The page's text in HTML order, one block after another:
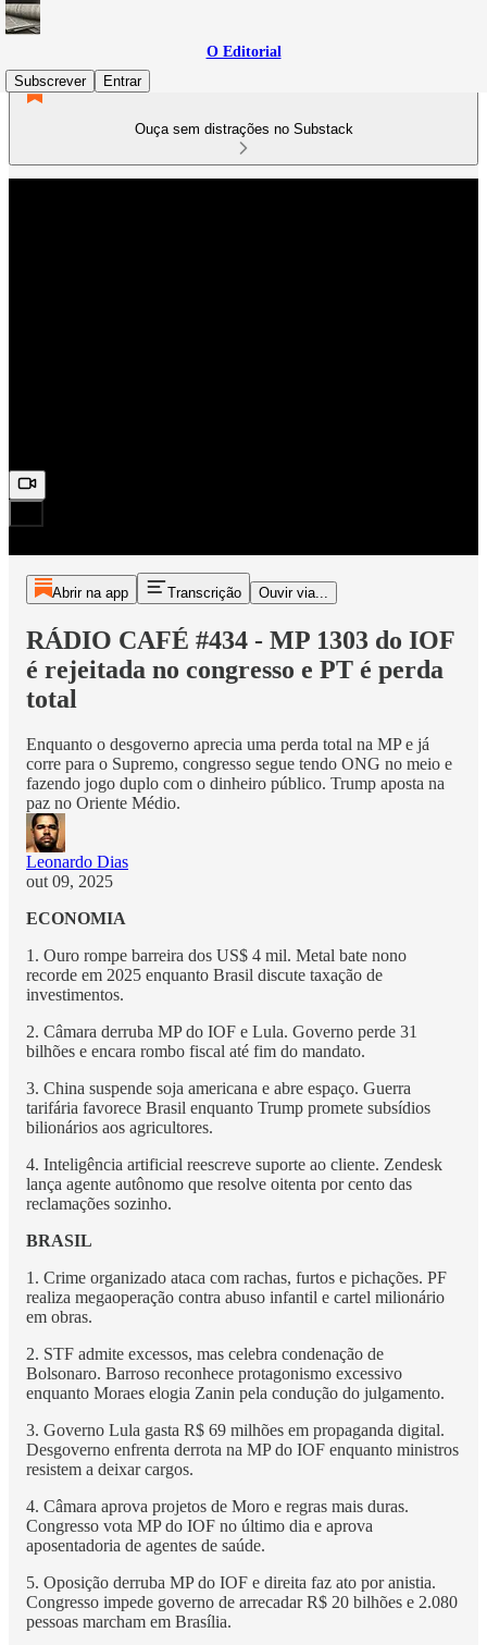
O Editorial
Subscrever
Entrar
Ouça sem distrações no Substack
Abrir na app Transcrição Ouvir via...
RÁDIO CAFÉ #434 - MP 1303 do IOF
é rejeitada no congresso e PT é perda
total
Enquanto o desgoverno aprecia uma perda total na MP e já
corre para o Supremo, congresso segue tendo ONG no meio e
fazendo jogo duplo com o dinheiro público. Trump aposta na
paz no Oriente Médio.
Leonardo Dias
out 09, 2025
ECONOMIA
1. Ouro rompe barreira dos US$ 4 mil. Metal bate nono
recorde em 2025 enquanto Brasil discute taxação de
investimentos.
2. Câmara derruba MP do IOF e Lula. Governo perde 31
bilhões e encara rombo fiscal até fim do mandato.
3. China suspende soja americana e abre espaço. Guerra
tarifária favorece Brasil enquanto Trump promete subsídios
bilionários aos agricultores.
4. Inteligência artificial reescreve suporte ao cliente. Zendesk
lança agente autônomo que resolve oitenta por cento das
reclamações sozinho.
BRASIL
1. Crime organizado ataca com rachas, furtos e pichações. PF
realiza megaoperação contra abuso infantil e cartel milionário
em obras.
2. STF admite excessos, mas celebra condenação de
Bolsonaro. Barroso reconhece protagonismo excessivo
enquanto Moraes elogia Zanin pela condução do julgamento.
3. Governo Lula gasta R$ 69 milhões em propaganda digital.
Desgoverno enfrenta derrota na MP do IOF enquanto ministros
resistem a deixar cargos.
4. Câmara aprova projetos de Moro e regras mais duras.
Congresso vota MP do IOF no último dia e aprova
aposentadoria de agentes de saúde.
5. Oposição derruba MP do IOF e direita faz ato por anistia.
Congresso impede governo de arrecadar R$ 20 bilhões e 2.080
pessoas marcham em Brasília.